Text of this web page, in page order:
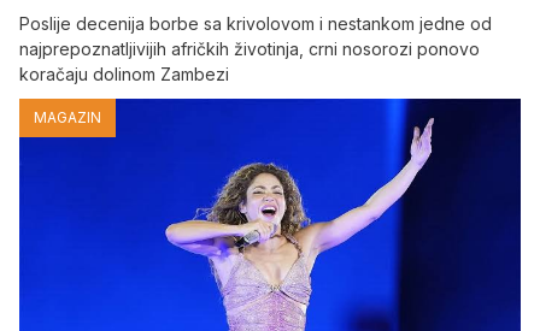
Poslije decenija borbe sa krivolovom i nestankom jedne od
najprepoznatljivijih afričkih životinja, crni nosorozi ponovo
koračaju dolinom Zambezi
MAGAZIN